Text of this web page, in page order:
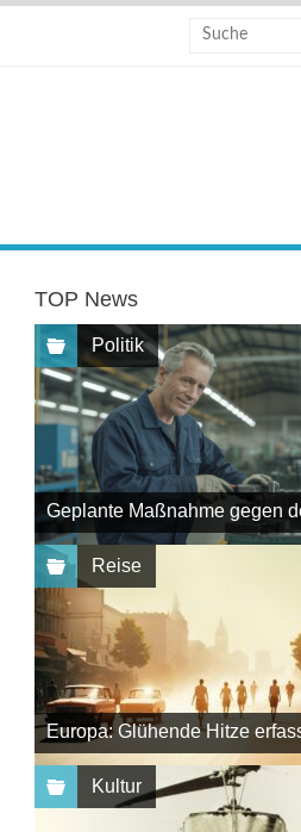
TOP News
Politik
Geplante Maßnahme gegen
Reise
Europa: Glühende Hitze
Kultur